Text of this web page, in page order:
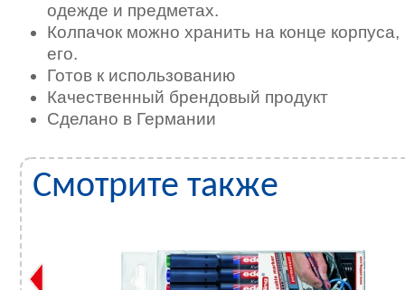
одежде и предметах.
Колпачок можно хранить на конце
его.
Готов к использованию
Качественный брендовый продукт
Сделано в Германии
Смотрите также